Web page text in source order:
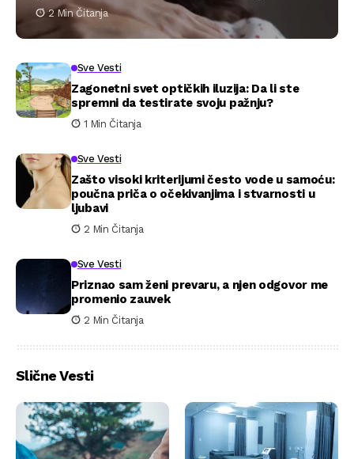
2 Min Čitanja
Sve Vesti
Zagonetni svet optičkih iluzija: Da li ste
spremni da testirate svoju pažnju?
1 Min Čitanja
Sve Vesti
Zašto visoki kriterijumi često vode u samoću:
poučna priča o očekivanjima i stvarnosti u
ljubavi
2 Min Čitanja
Sve Vesti
Priznao sam ženi prevaru, a njen odgovor me
promenio zauvek
2 Min Čitanja
Slične Vesti